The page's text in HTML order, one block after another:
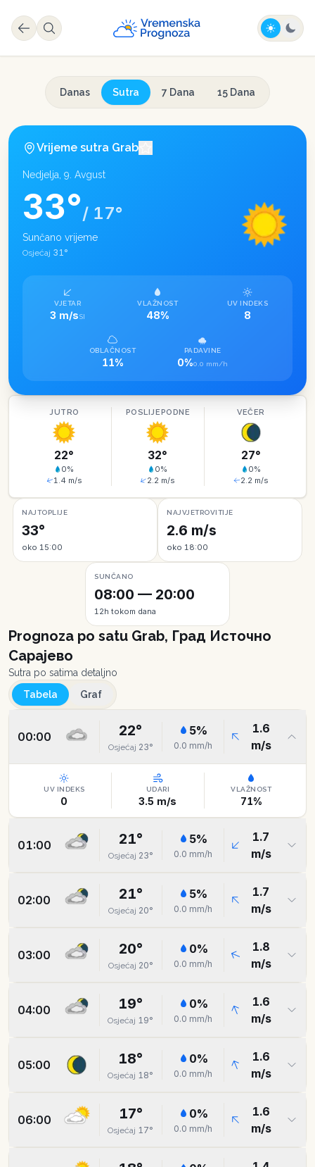
Danas Sutra 7 Dana 15 Dana
Vrijeme sutra Grab
Nedjelja, 9. Avgust
33°/ 17°
Sunčano vrijeme
Osjećaj 31°
VJETAR
3 m/sSI
VLAŽNOST
48%
UV INDEKS
8
OBLAČNOST
11%
PADAVINE
0%0.0 mm/h
JUTRO
22°
0%
1.4 m/s
POSLIJEPODNE
32°
0%
2.2 m/s
VEČER
27°
0%
2.2 m/s
NAJTOPLIJE
33°
oko 15:00
NAJVJETROVITIJE
2.6 m/s
oko 18:00
SUNČANO
08:00 — 20:00
12h tokom dana
Prognoza po satu Grab, Град Источно
Сарајево
Sutra po satima detaljno
Tabela
Graf
00:00 22°
Osjećaj 23°
5%
0.0 mm/h
1.6
m/s
UV INDEKS
0
UDARI
3.5 m/s
VLAŽNOST
71%
01:00 21°
Osjećaj 23°
5%
0.0 mm/h
1.7
m/s
02:00 21°
Osjećaj 20°
5%
0.0 mm/h
1.7
m/s
03:00 20°
Osjećaj 20°
0%
0.0 mm/h
1.8
m/s
04:00 19°
Osjećaj 19°
0%
0.0 mm/h
1.6
m/s
05:00 18°
Osjećaj 18°
0%
0.0 mm/h
1.6
m/s
06:00 17°
Osjećaj 17°
0%
0.0 mm/h
1.6
m/s